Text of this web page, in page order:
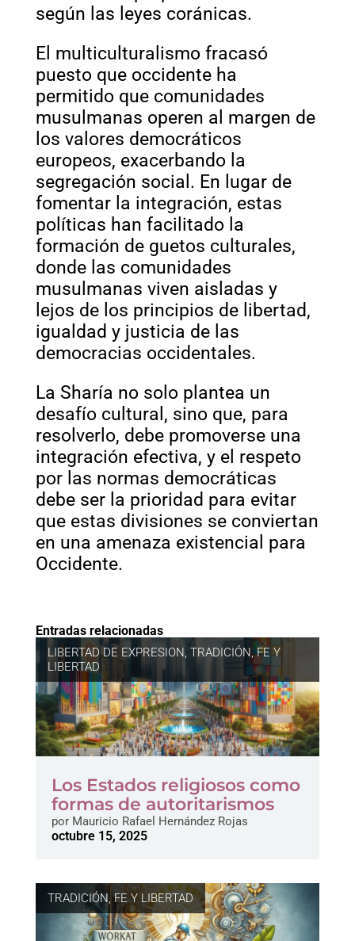
según las leyes coránicas.
El multiculturalismo fracasó
puesto que occidente ha
permitido que comunidades
musulmanas operen al margen de
los valores democráticos
europeos, exacerbando la
segregación social. En lugar de
fomentar la integración, estas
políticas han facilitado la
formación de guetos culturales,
donde las comunidades
musulmanas viven aisladas y
lejos de los principios de libertad,
igualdad y justicia de las
democracias occidentales.
La Sharía no solo plantea un
desafío cultural, sino que, para
resolverlo, debe promoverse una
integración efectiva, y el respeto
por las normas democráticas
debe ser la prioridad para evitar
que estas divisiones se conviertan
en una amenaza existencial para
Occidente.
Entradas relacionadas
LIBERTAD DE EXPRESION, TRADICIÓN, FE Y
LIBERTAD
Los Estados religiosos como
formas de autoritarismos
porMauricio Rafael Hernández Rojas
octubre 15, 2025
TRADICIÓN, FE Y LIBERTAD